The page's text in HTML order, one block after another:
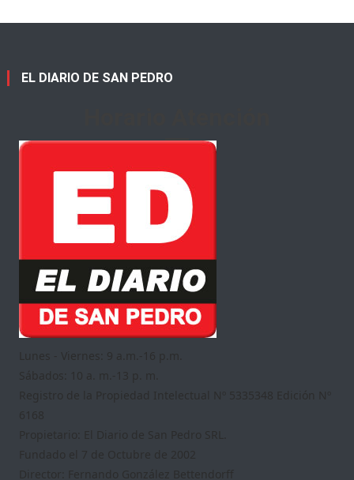
EL DIARIO DE SAN PEDRO
Lunes - Viernes: 9 a.m.-16 p.m.
Sábados: 10 a. m.-13 p. m.
Registro de la Propiedad Intelectual Nº 5335348 Edición Nº
6168
Propietario: El Diario de San Pedro SRL.
Fundado el 7 de Octubre de 2002
Director: Fernando González Bettendorff